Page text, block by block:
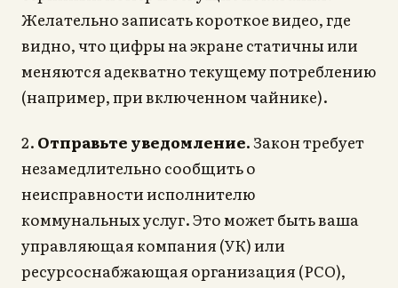
Желательно записать короткое видео, где
видно, что цифры на экране статичны или
меняются адекватно текущему потреблению
(например, при включенном чайнике).
2. Отправьте уведомление.Закон требует
незамедлительно сообщить о
неисправности исполнителю
коммунальных услуг. Это может быть ваша
управляющая компания (УК) или
ресурсоснабжающая организация (РСО),